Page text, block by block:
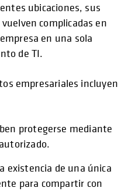
ubicaciones, sus
complicadas en
en una sola
de TI.
empresariales incluyen
protegerse mediante
existencia de una única
para compartir con